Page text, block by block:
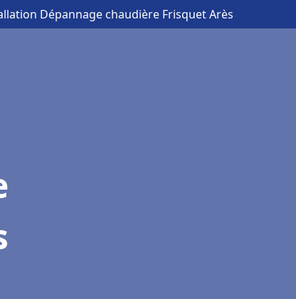
Dépannage chaudière Frisquet Arès